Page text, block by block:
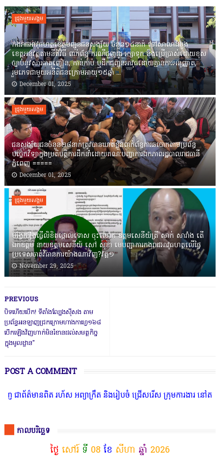
ជ្រុងមួយសង្គម
កងរាជឣាវុធហត្ថខេត្តបញ្ជូនជនសង្ស័យ ចំនួន១៤នាក់ ទៅសាលាដំបូង
ខេត្តឣនុវត្តតាមនីតិវិធី ពាក់ព័ន្ធ ករណីជួញដូរ រក្សាទុក និងប្រើប្រាស់ដោយខុស
ច្បាប់នូវសារធាតុញៀន, កាន់កាប់ ឬដឹកជញ្ជូនអាវុធដោយគ្មានការអនុញ្ញាត,
រួមភេទជាមួយអនីតិជនក្រោមអាយុ១៥ឆ្នាំ ...
December 01, 2025
ជ្រុងមួយសង្គម
ជនសង្ស័យជនចំនួន២៨នាក់ត្រូវបានឃាត់ខ្លួនពាក់ព័ន្ធការឆបោកតាមប្រព័ន្ធ
បច្ចេកវិទ្យាក្នុងប្រតិបត្តិការដឹកនាំដោយគណៈបញ្ជាការឯកភាពរដ្ឋបាលរាជធានី
ភ្នំពេញ ‎=====
December 01, 2025
ជ្រុងមួយសង្គម
បង្វែររឿងធ្វើលិខិតថ្កោលទោស ចុះលោក ឧត្តមសេនីយ៍ត្រី សាក់ សារាំង តើ
ឯកឧត្តម នាយឧត្តមសេនីយ៍ សៅ សុខា មេបញ្ជាការកងរាជអាវុធហត្ថលើផ្ទៃ
ប្រទេសចាត់វិធានការយ៉ាងណាវិញ?វគ្គ១
November 29, 2025
PREVIOUS
បិទហើយបើក! ទីតាំងល្បែងសុីសង តាម
ប្រព័ន្ធអនឡាញជ្រកក្រោមហាងកាហ្វេ១៦៨
បើកឡើងវិញហាក់មិនរំខានដល់សមត្ថកិច្ច
ក្នុងមូលដ្ឋាន"
POST A COMMENT
ត រហ័ស អព្យាក្រឹត និងរៀបចំ ជ្រើសរើស ក្រុមការងារ នៅតាមបណ្តាលរា
កាលបរិច្ឆេទ
ថ្ងៃ សៅរ៍ទី 08 ខែ សីហា ឆ្នាំ 2026